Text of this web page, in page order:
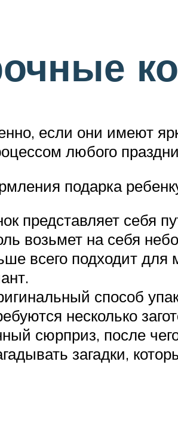
если они имеют
любого
подарка
представляет себя
возьмет на себя
всего подходит
способ
несколько
сюрприз, после
загадки,